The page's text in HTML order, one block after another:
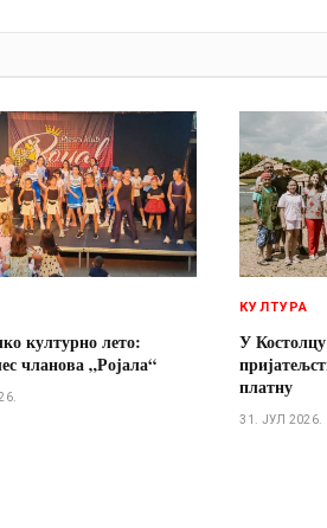
културно лето:
чланова „Ројала“
КУЛТУРА
У
платну
31. ЈУЛ 2026.